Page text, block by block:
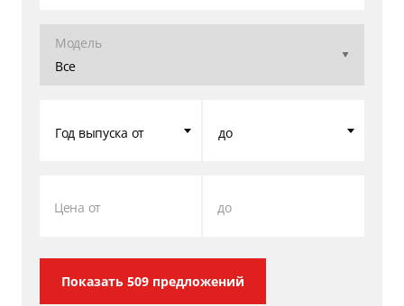
Модель
Все
Год выпуска от до
Цена от до
Показать 509 предложений